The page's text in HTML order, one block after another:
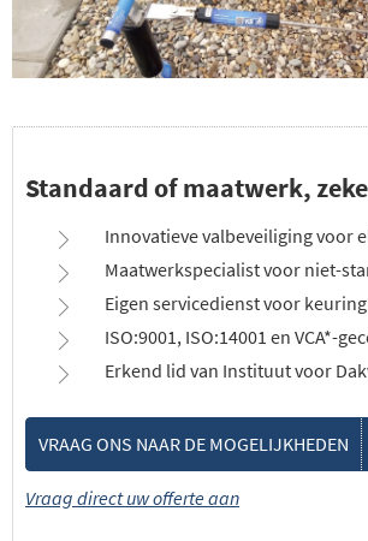
Standaard of maatwerk,
Innovatieve valbeveiliging voor
Maatwerkspecialist voor niet-
Eigen servicedienst voor
ISO:9001, ISO:14001 en VCA*-
Erkend lid van Instituut voor
VRAAG ONS NAAR DE MOGELIJKHEDEN
Vraag direct uw offerte aan